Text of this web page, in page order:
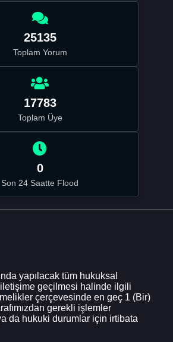
25135
Toplam Yorum
17783
Toplam Üye
0
Son 24 Saatte Flood
yapılacak tüm hukuksal
geçilmesi halinde ilgili
çerçevesinde en geç 1 (Bir)
gerekli işlemler
da hukuki durumlar için irtibata